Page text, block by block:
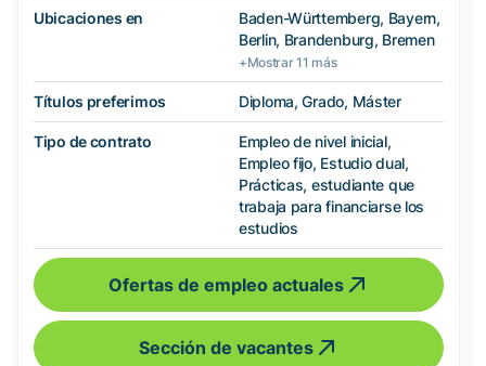
Ubicaciones en
Baden-Württemberg, Bayern,
Berlin, Brandenburg, Bremen
+Mostrar 11 más
Títulos preferimos Diploma, Grado, Máster
Tipo de contrato
Empleo de nivel inicial,
Empleo fijo, Estudio dual,
Prácticas, estudiante que
trabaja para financiarse los
estudios
Ofertas de empleo actuales
Sección de vacantes